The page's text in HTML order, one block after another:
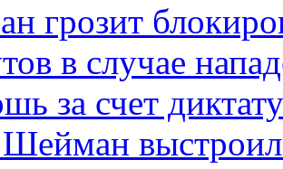
грозит
в случае
за счет
выстроил